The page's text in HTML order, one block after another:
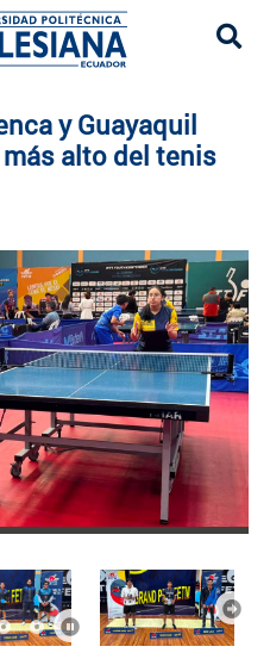
y Guayaquil
más alto del tenis